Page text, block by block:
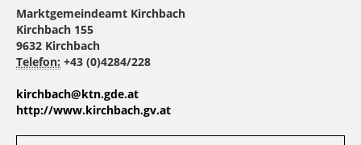
Marktgemeindeamt Kirchbach
Kirchbach 155
9632 Kirchbach
Telefon: +43 (0)4284/228
kirchbach@ktn.gde.at
http://www.kirchbach.gv.at